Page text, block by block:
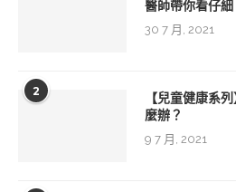
醫師帶你看仔細
30 7 月, 2021
2
【兒童健康系
麼辦？
9 7 月, 2021